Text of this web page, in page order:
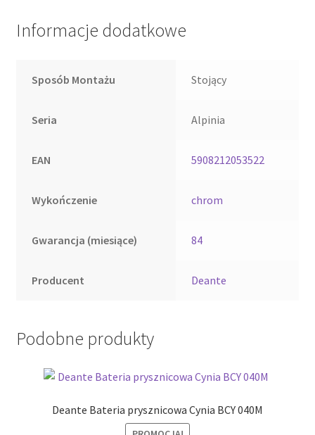
Informacje dodatkowe
Sposób Montażu Stojący
Seria Alpinia
EAN 5908212053522
Wykończenie chrom
Gwarancja (miesiące) 84
Producent Deante
Podobne produkty
Deante Bateria prysznicowa Cynia BCY 040M